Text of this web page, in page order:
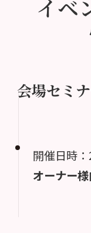
イベ
会場セミ
開催日時
オーナー